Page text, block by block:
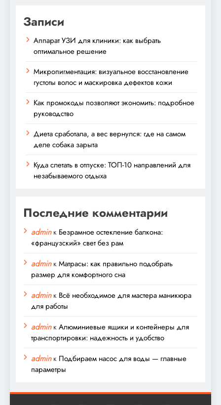
Записи
Аппарат УЗИ для клиники: как выбрать
оптимальное решение
Микропигментация: визуальное восстановление
густоты волос и маскировка дефектов кожи
Как промокоды позволяют экономить: подробное
руководство
Диета сработала, а вес вернулся: где на самом
деле собака зарыта
Куда слетать в отпуске: ТОП-10 направлений для
незабываемого отдыха
Последние комментарии
adminк Безрамное остекление балкона:
«французский» свет без рам
adminкМатрасы: как правильно подобрать
размер для комфортного сна
adminк Всё необходимое для мастера маникюра
для работы
adminкАлюминиевые ящики и контейнеры для
транспортировки: надежность и удобство
adminк Подбираем насос для воды — главные
параметры